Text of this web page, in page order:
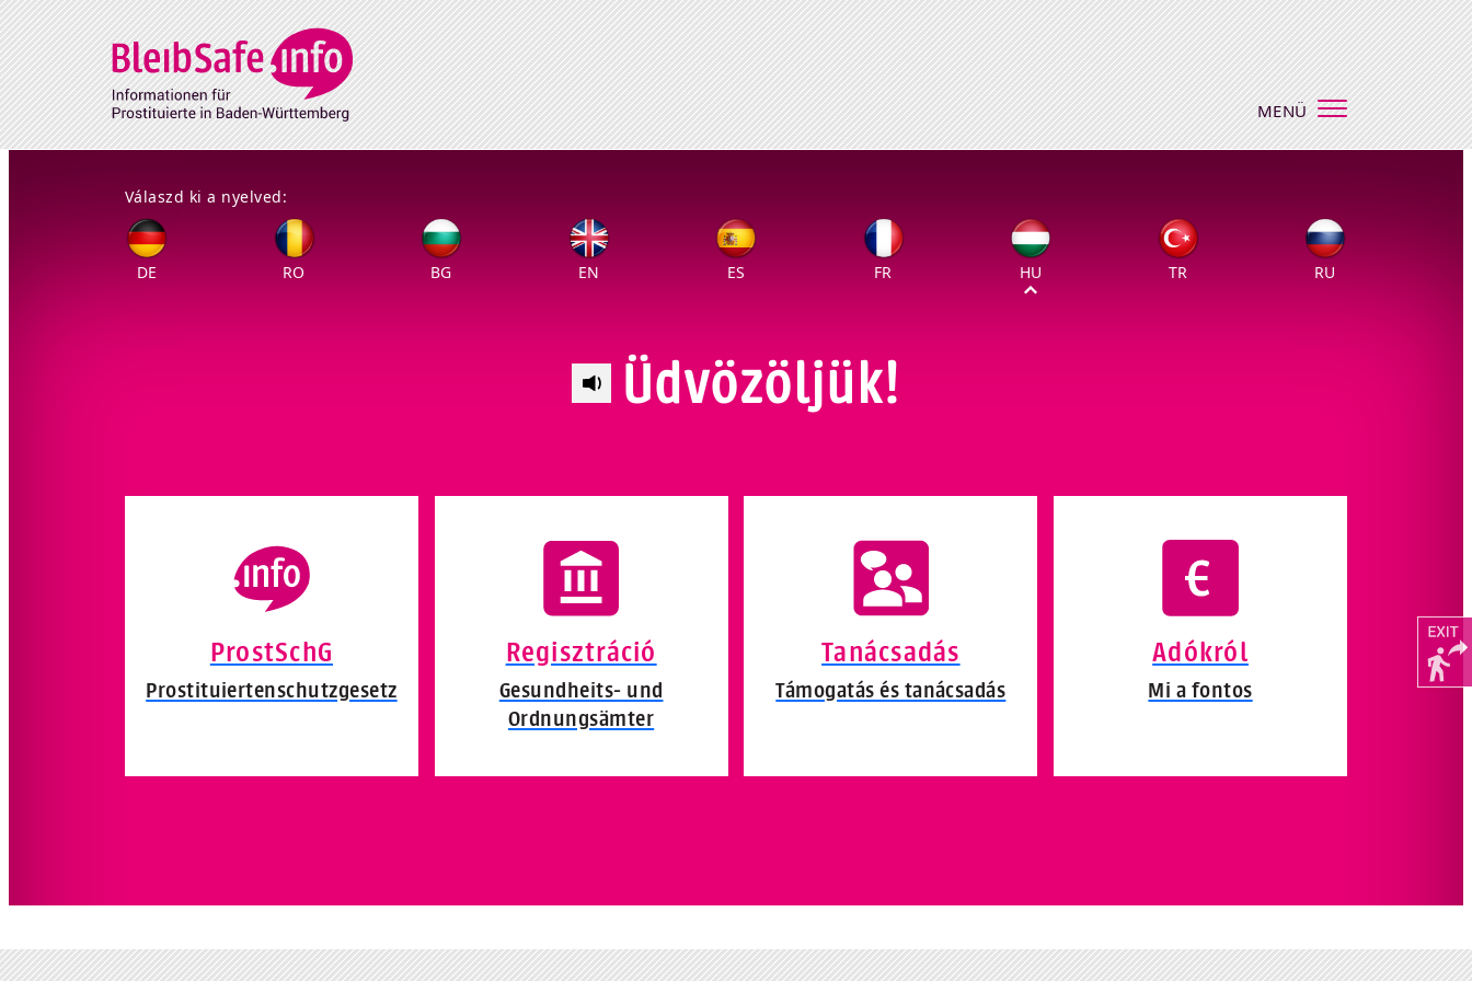
Direkt zum Inhalt
MENÜ
Válaszd ki a nyelved:
DE RO BG EN ES FR HU TR RU
Üdvözöljük!
ProstSchG
Prostituiertenschutzgesetz
Regisztráció
Gesundheits- und
Ordnungsämter
Tanácsadás
Támogatás és tanácsadás
Adókról
Mi a fontos